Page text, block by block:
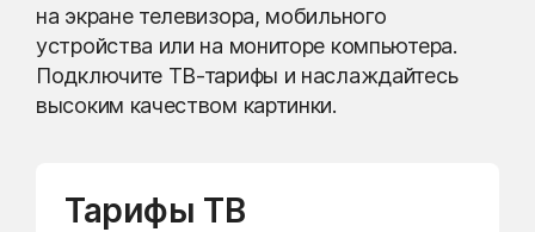
на экране телевизора, мобильного
устройства или на мониторе компьютера.
Подключите ТВ-тарифы и наслаждайтесь
высоким качеством картинки.
Тарифы ТВ